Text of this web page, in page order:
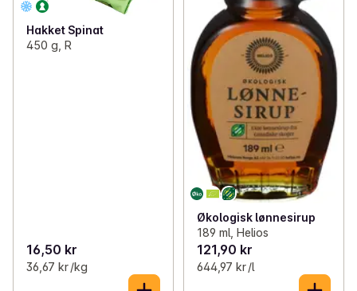
Hakket Spinat
450 g, R
16,50 kr
36,67 kr /kg
Økologisk lønnesirup
189 ml, Helios
121,90 kr
644,97 kr /l